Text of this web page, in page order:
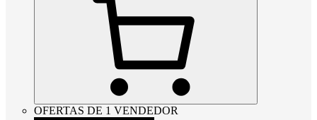
OFERTAS DE 1 VENDEDOR